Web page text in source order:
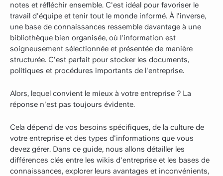
notes et réfléchir ensemble. C'est idéal pour favoriser le
travail d'équipe et tenir tout le monde informé. À l'inverse,
une base de connaissances ressemble davantage à une
bibliothèque bien organisée, où l'information est
soigneusement sélectionnée et présentée de manière
structurée. C'est parfait pour stocker les documents,
politiques et procédures importants de l'entreprise.
Alors, lequel convient le mieux à votre entreprise ? La
réponse n'est pas toujours évidente.
Cela dépend de vos besoins spécifiques, de la culture de
votre entreprise et des types d'informations que vous
devez gérer. Dans ce guide, nous allons détailler les
différences clés entre les wikis d'entreprise et les bases de
connaissances, explorer leurs avantages et inconvénients,